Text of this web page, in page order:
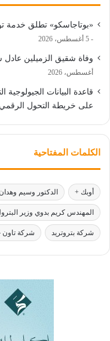
«بوتاجاسكو» تطلق خدمة
5 أغسطس، 2026
وفاة شقيق الزميلين
أغسطس، 2026
على خريطة التحول الرقمي
الكلمات المفتاحية
أوبك + الدكتور وسيم
المهندس كريم بدوي وزير
شركة بتروتريد شركة